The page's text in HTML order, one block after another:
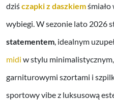
dziśczapki z daszkiemśmiało
wybiegi. W sezonie lato 2026
statementem , idealnym
midi w stylu
garniturowymi szortami i
sportowy vibe z luksusową